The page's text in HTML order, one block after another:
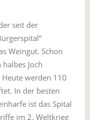
seit der
Weingut. Schon
Joch
werden 110
In der besten
ist das Spital
im 2. Weltkrieg